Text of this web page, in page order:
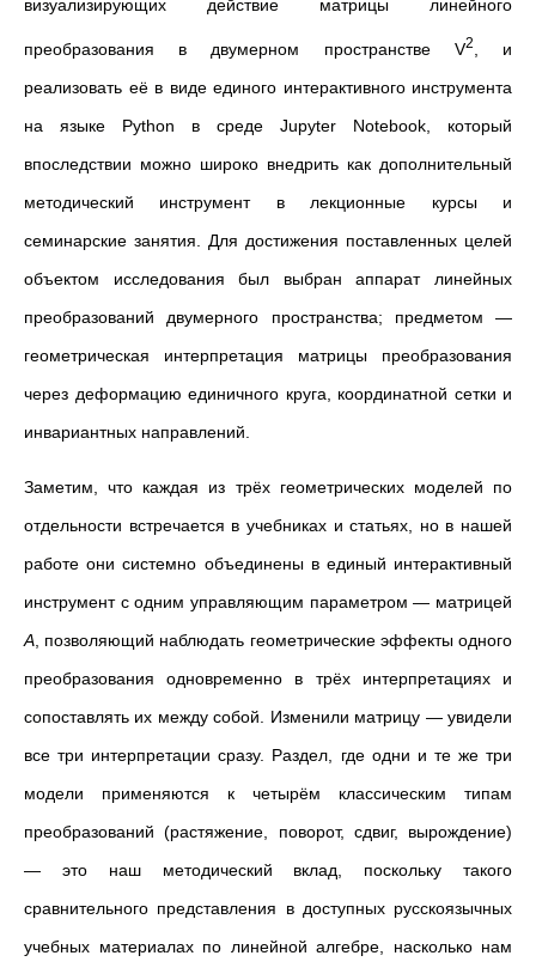
визуализирующих действие матрицы линейного
преобразования в двумерном пространстве V2
, и
реализовать её в виде единого интерактивного инструмента
на языке Python в среде Jupyter Notebook, который
впоследствии можно широко внедрить как дополнительный
методический инструмент в лекционные курсы и
семинарские занятия. Для достижения поставленных целей
объектом исследования был выбран аппарат линейных
преобразований двумерного пространства; предметом —
геометрическая интерпретация матрицы преобразования
через деформацию единичного круга, координатной сетки и
инвариантных направлений.
Заметим, что каждая из трёх геометрических моделей по
отдельности встречается в учебниках и статьях, но в нашей
работе они системно объединены в единый интерактивный
инструмент с одним управляющим параметром — матрицей
A , позволяющий наблюдать геометрические эффекты одного
преобразования одновременно в трёх интерпретациях и
сопоставлять их между собой. Изменили матрицу — увидели
все три интерпретации сразу. Раздел, где одни и те же три
модели применяются к четырём классическим типам
преобразований (растяжение, поворот, сдвиг, вырождение)
— это наш методический вклад, поскольку такого
сравнительного представления в доступных русскоязычных
учебных материалах по линейной алгебре, насколько нам